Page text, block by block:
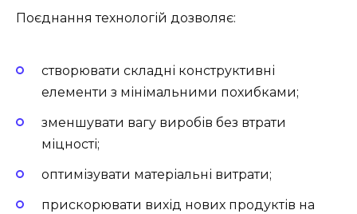
Поєднання технологій дозволяє:
створювати складні конструктивні
елементи з мінімальними похибками;
зменшувати вагу виробів без втрати
міцності;
оптимізувати матеріальні витрати;
прискорювати вихід нових продуктів на